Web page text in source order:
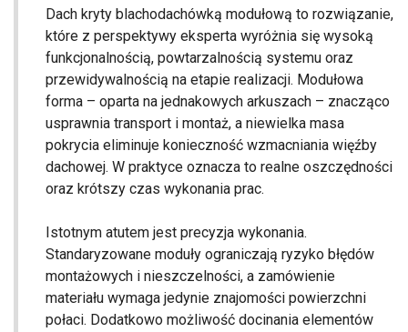
Dach kryty blachodachówką modułową to rozwiązanie,
które z perspektywy eksperta wyróżnia się wysoką
funkcjonalnością, powtarzalnością systemu oraz
przewidywalnością na etapie realizacji. Modułowa
forma – oparta na jednakowych arkuszach – znacząco
usprawnia transport i montaż, a niewielka masa
pokrycia eliminuje konieczność wzmacniania więźby
dachowej. W praktyce oznacza to realne oszczędności
oraz krótszy czas wykonania prac.
Istotnym atutem jest precyzja wykonania.
Standaryzowane moduły ograniczają ryzyko błędów
montażowych i nieszczelności, a zamówienie
materiału wymaga jedynie znajomości powierzchni
połaci. Dodatkowo możliwość docinania elementów